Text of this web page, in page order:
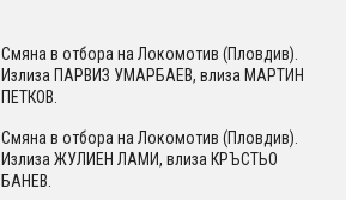
Смяна в отбора на Локомотив (Пловдив).
Излиза ПАРВИЗ УМАРБАЕВ, влиза МАРТИН
ПЕТКОВ.
Смяна в отбора на Локомотив (Пловдив).
Излиза ЖУЛИЕН ЛАМИ, влиза КРЪСТЬО
БАНЕВ.